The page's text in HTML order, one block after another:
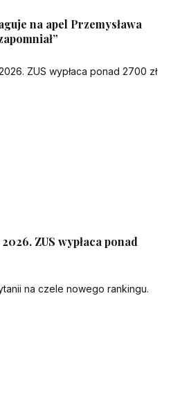
na apel Przemysława
ZUS wypłaca ponad